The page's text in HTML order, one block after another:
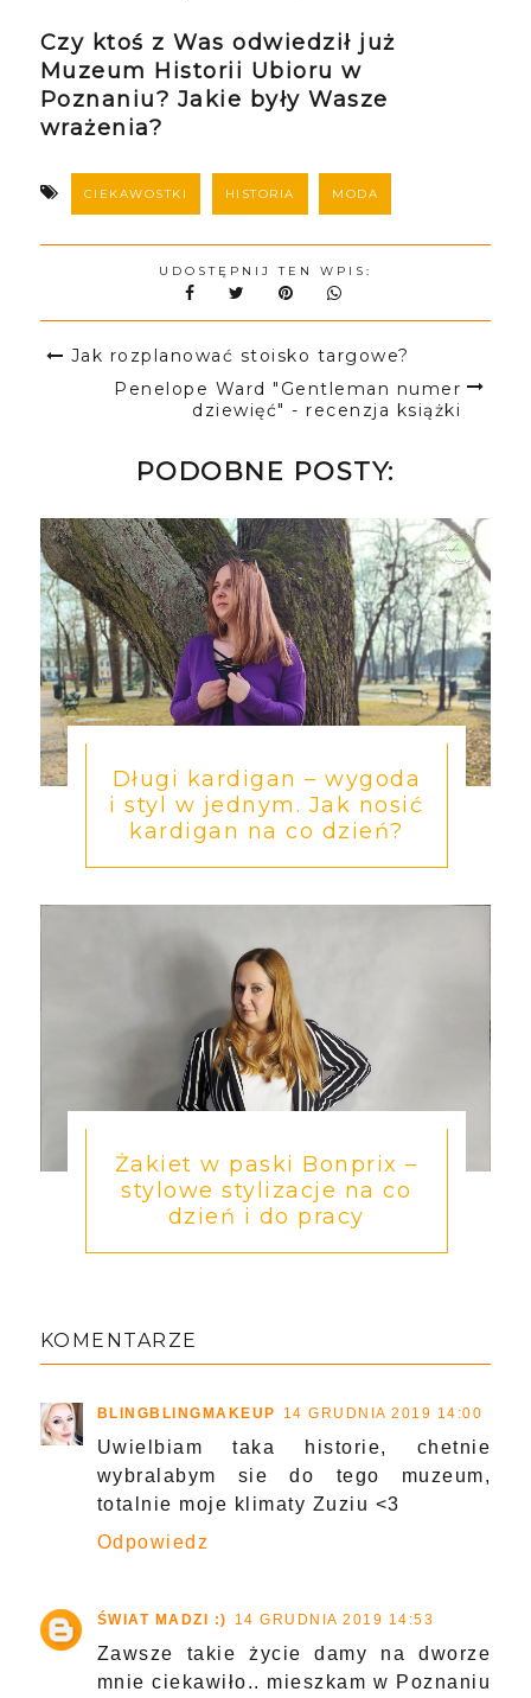
Czy ktoś z Was odwiedził już
Muzeum Historii Ubioru w
Poznaniu? Jakie były Wasze
wrażenia?
CIEKAWOSTKI HISTORIA MODA
UDOSTĘPNIJ TEN WPIS:
Jak rozplanować stoisko targowe?
Penelope Ward "Gentleman numer
dziewięć" - recenzja książki
PODOBNE POSTY:
Długi kardigan – wygoda
i styl w jednym. Jak nosić
kardigan na co dzień?
Żakiet w paski Bonprix –
stylowe stylizacje na co
dzień i do pracy
KOMENTARZE
BLINGBLINGMAKEUP 14 GRUDNIA 2019 14:00
Uwielbiam taka historie, chetnie
wybralabym sie do tego muzeum,
totalnie moje klimaty Zuziu <3
Odpowiedz
ŚWIAT MADZI :) 14 GRUDNIA 2019 14:53
Zawsze takie życie damy na dworze
mnie ciekawiło.. mieszkam w Poznaniu